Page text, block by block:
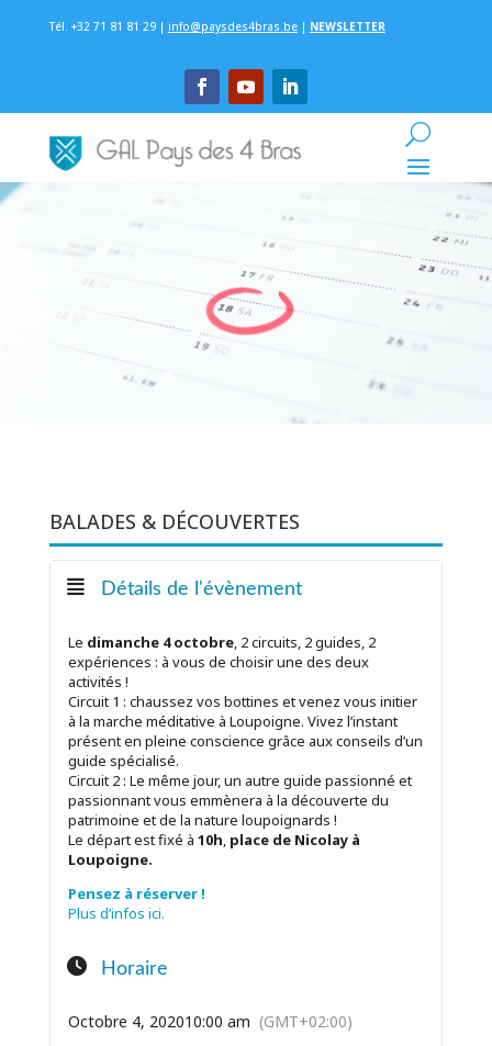
Tél. +32 71 81 81 29 | info@paysdes4bras.be| NEWSLETTER
BALADES & DÉCOUVERTES
Détails de l'évènement
Le dimanche 4 octobre, 2 circuits, 2 guides, 2
expériences : à vous de choisir une des deux
activités !
Circuit 1 : chaussez vos bottines et venez vous initier
à la marche méditative à Loupoigne. Vivez l’instant
présent en pleine conscience grâce aux conseils d’un
guide spécialisé.
Circuit 2 : Le même jour, un autre guide passionné et
passionnant vous emmènera à la découverte du
patrimoine et de la nature loupoignards !
Le départ est fixé à 10h, place de Nicolay à
Loupoigne.
Pensez à réserver !
Plus d’infos ici.
Horaire
Octobre 4, 202010:00 am (GMT+02:00)